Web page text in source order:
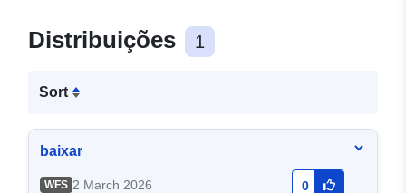
Distribuições 1
Sort
baixar
WFS 2 March 2026 0